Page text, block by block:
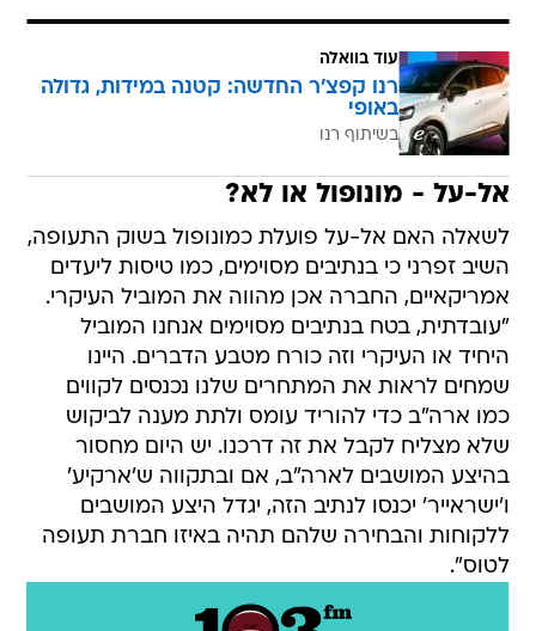
עוד בוואלה
רנו קפצ'ר החדשה: קטנה במידות, גדולה
באופי
בשיתוף רנו
אל-על - מונופול או לא?
לשאלה האם אל-על פועלת כמונופול בשוק התעופה,
השיב זפרני כי בנתיבים מסוימים, כמו טיסות ליעדים
אמריקאיים, החברה אכן מהווה את המוביל העיקרי.
"עובדתית, בטח בנתיבים מסוימים אנחנו המוביל
היחיד או העיקרי וזה כורח מטבע הדברים. היינו
שמחים לראות את המתחרים שלנו נכנסים לקווים
כמו ארה"ב כדי להוריד עומס ולתת מענה לביקוש
שלא מצליח לקבל את זה דרכנו. יש היום מחסור
בהיצע המושבים לארה"ב, אם ובתקווה ש'ארקיע'
ו'ישראייר' יכנסו לנתיב הזה, יגדל היצע המושבים
ללקוחות והבחירה שלהם תהיה באיזו חברת תעופה
לטוס".